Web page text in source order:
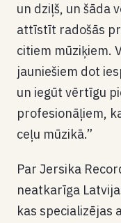
un dziļš, un šāda
attīstīt radošās
citiem mūziķiem.
jauniešiem dot
un iegūt vērtīgu
profesionāļiem,
ceļu mūzikā.”
Par Jersika
neatkarīga
kas specializējas